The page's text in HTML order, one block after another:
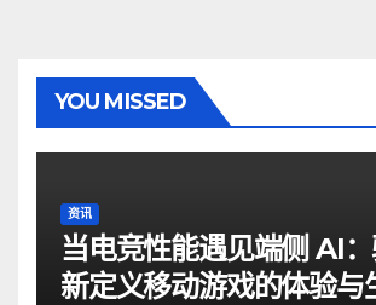
YOU MISSED
资讯
当电竞性能遇见端侧 AI
新定义移动游戏的体验与